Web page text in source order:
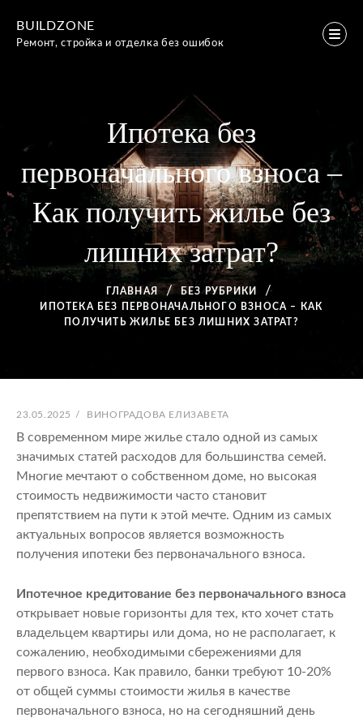
содержимому
BUILDZONE
Ремонт, стройка и отделка без ошибок
Ипотека без
первоначального взноса –
Как получить жилье без
лишних затрат?
ГЛАВНАЯ
БЕЗ РУБРИКИ
ИПОТЕКА БЕЗ ПЕРВОНАЧАЛЬНОГО ВЗНОСА – КАК
ПОЛУЧИТЬ ЖИЛЬЕ БЕЗ ЛИШНИХ ЗАТРАТ?
ОПУБЛИКОВАНО
23.05.2025 / АВТОР:
ВИНОГРАДОВА ЕЛИЗАВЕТА
В современном мире жилье стало одной из самых
значимых статей расходов для большинства семей.
Многие мечтают о собственном доме, но высокая
стоимость недвижимости часто становит
препятствием на пути к этой мечте. Одним из самых
актуальных вопросов является возможность
получения ипотеки без первоначального взноса.
Ипотечное кредитование без первоначального взноса
открывает новые горизонты для тех, кто хочет стать
владельцем квартиры или дома, но не располагает, к
сожалению, необходимыми сбережениями для
первого взноса. Как правило, банки требуют 10-20%
от общей суммы стоимости жилья в качестве
первоначального взноса, но на сегодняшний день